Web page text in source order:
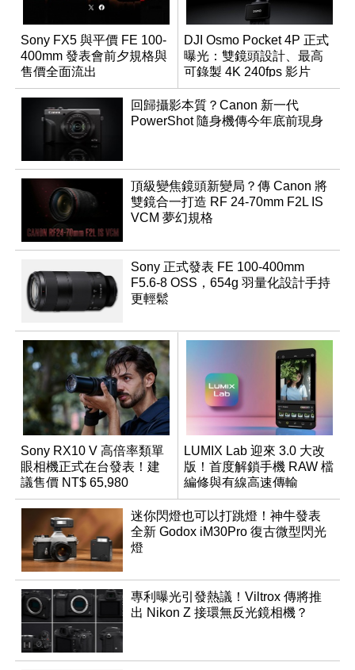
Sony FX5 與平價 FE 100-
400mm 發表會前夕規格與
售價全面流出
DJI Osmo Pocket 4P 正式
曝光：雙鏡頭設計、最高
可錄製 4K 240fps 影片
回歸攝影本質？Canon 新一代
PowerShot 隨身機傳今年底前現身
頂級變焦鏡頭新變局？傳 Canon 將
雙鏡合一打造 RF 24-70mm F2L IS
VCM 夢幻規格
Sony 正式發表 FE 100-400mm
F5.6-8 OSS，654g 羽量化設計手持
更輕鬆
Sony RX10 V 高倍率類單
眼相機正式在台發表！建
議售價 NT$ 65,980
LUMIX Lab 迎來 3.0 大改
版！首度解鎖手機 RAW 檔
編修與有線高速傳輸
迷你閃燈也可以打跳燈！神牛發表
全新 Godox iM30Pro 復古微型閃光
燈
專利曝光引發熱議！Viltrox 傳將推
出 Nikon Z 接環無反光鏡相機？